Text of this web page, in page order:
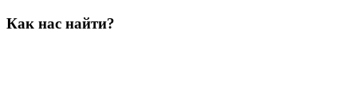
Как нас найти?